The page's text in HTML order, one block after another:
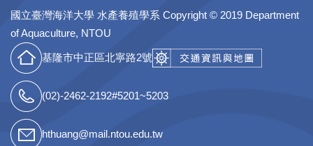
國立臺灣海洋大學 水產養殖學系 Copyright © 2019 Department
of Aquaculture, NTOU
基隆市中正區北寧路2號
(02)-2462-2192#5201~5203
hthuang@mail.ntou.edu.tw